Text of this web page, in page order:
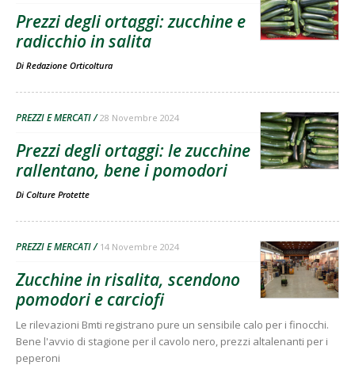
Prezzi degli ortaggi: zucchine e
radicchio in salita
Di Redazione Orticoltura
PREZZI E MERCATI 28 Novembre 2024
Prezzi degli ortaggi: le zucchine
rallentano, bene i pomodori
Di Colture Protette
PREZZI E MERCATI 14 Novembre 2024
Zucchine in risalita, scendono
pomodori e carciofi
Le rilevazioni Bmti registrano pure un sensibile calo per i finocchi.
Bene l'avvio di stagione per il cavolo nero, prezzi altalenanti per i
peperoni